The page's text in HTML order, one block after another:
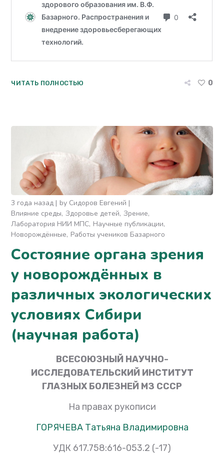
ЧИТАТЬ ПОЛНОСТЬЮ 0
3 года назад by Сидоров Евгений
Влияние среды Здоровье детей Зрение
Лаборатория НИИ МПС Научные публикации
Новорождённые Работы учеников Базарного
Состояние органа зрения
у новорождённых в
различных экологических
условиях Сибири
(научная работа)
ВСЕСОЮЗНЫЙ НАУЧНО-
ИССЛЕДОВАТЕЛЬСКИЙ ИНСТИТУТ
ГЛАЗНЫХ БОЛЕЗНЕЙ МЗ СССР
На правах рукописи
ГОРЯЧЕВА Татьяна Владимировна
УДК 617.758:616-053.2 (-17)